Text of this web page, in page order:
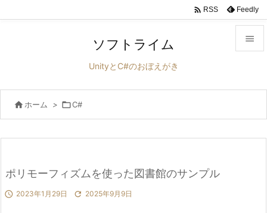


前へ
 RSS Feedly
ソフトライム
UnityとC#のおぼえがき
 ホーム > C#
ポリモーフィズムを使った図書館のサンプル
 2023年1月29日  2025年9月9日